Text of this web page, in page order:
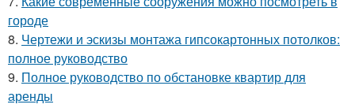
городе
8. Чертежи и эскизы монтажа гипсокартонных потолков:
полное руководство
9. Полное руководство по обстановке квартир для
аренды